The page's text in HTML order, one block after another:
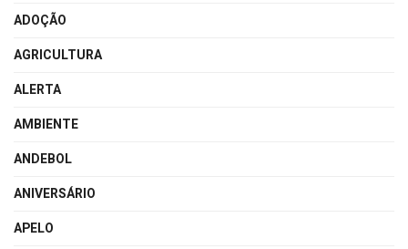
ADOÇÃO
AGRICULTURA
ALERTA
AMBIENTE
ANDEBOL
ANIVERSÁRIO
APELO